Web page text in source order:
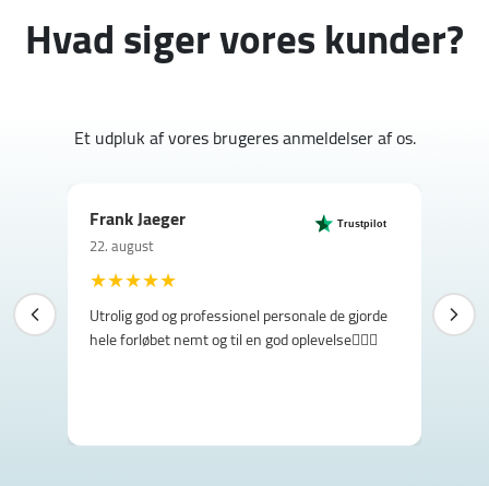
Hvad siger vores kunder?
Et udpluk af vores brugeres anmeldelser af os.
Frank Jaeger
22. august
Trustpilot
★★★★★
Utrolig god og professionel personale de gjorde
hele forløbet nemt og til en god oplevelse👌🏼😊